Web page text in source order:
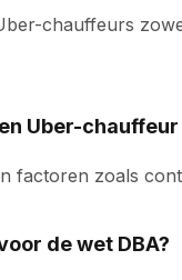
chauffeurs
Uber-
factoren zoals
de wet DBA?